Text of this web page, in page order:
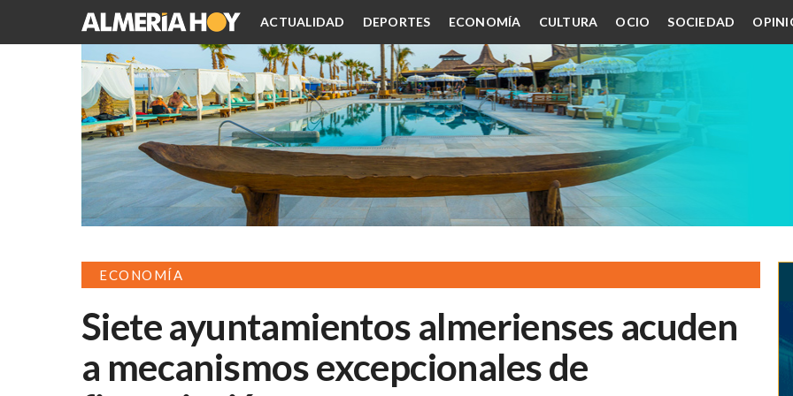
ACTUALIDAD DEPORTES ECONOMÍA CULTURA OCIO SOCIEDAD
ECONOMÍA
Siete ayuntamientos almerienses acuden
a mecanismos excepcionales de